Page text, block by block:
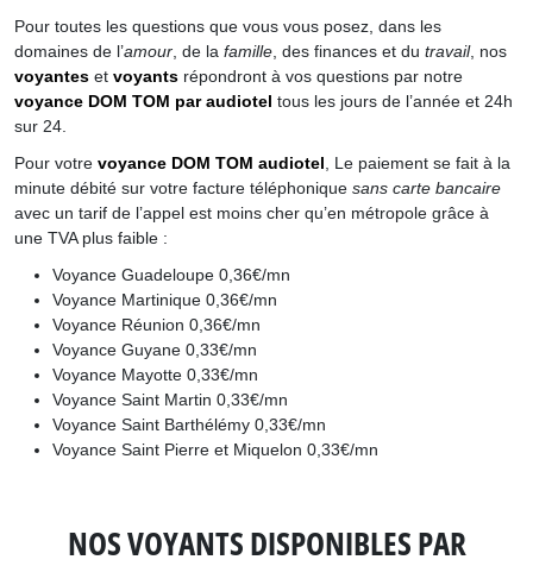
Pour toutes les questions que vous vous posez, dans les
domaines de l’amour , de la famille , des finances et du travail, nos
voyantes et voyants répondront à vos questions par notre
voyance DOM TOM par audiotel tous les jours de l’année et 24h
sur 24.
Pour votre voyance DOM TOM audiotel , Le paiement se fait à la
minute débité sur votre facture téléphonique sans carte bancaire
avec un tarif de l’appel est moins cher qu’en métropole grâce à
une TVA plus faible :
Voyance Guadeloupe 0,36€/mn
Voyance Martinique 0,36€/mn
Voyance Réunion 0,36€/mn
Voyance Guyane 0,33€/mn
Voyance Mayotte 0,33€/mn
Voyance Saint Martin 0,33€/mn
Voyance Saint Barthélémy 0,33€/mn
Voyance Saint Pierre et Miquelon 0,33€/mn
NOS VOYANTS DISPONIBLESPAR